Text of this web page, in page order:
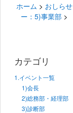
ホーム > おしらせ
ー：5)事業部>
カテゴリ
1.イベント一覧
1)会長
2)総務部・経理部
3)診断部